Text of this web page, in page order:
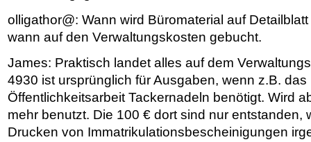
olligathor@: Wann wird Büromaterial auf
wann auf den Verwaltungskosten gebucht.
James: Praktisch landet alles auf dem
4930 ist ursprünglich für Ausgaben, wenn z.B. das
Öffentlichkeitsarbeit Tackernadeln benötigt. Wird
mehr benutzt. Die 100 € dort sind nur entstanden,
Drucken von Immatrikulationsbescheinigungen